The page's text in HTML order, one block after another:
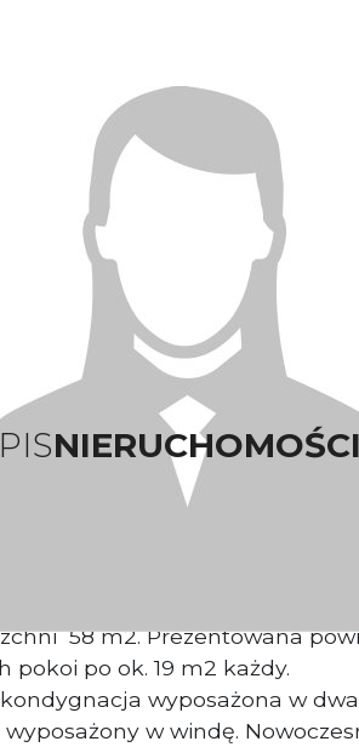
NIERUCHOMOŚCI
gwarantuje Właściciel
powierzchnie biurowe w
Do wynajęcia lokal
58 m2. Prezentowana
pokoi po ok. 19 m2 każdy.
wyposażona w dwa
w windę.